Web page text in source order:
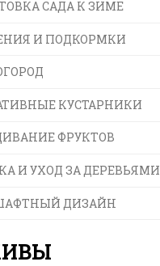
САДА К ЗИМЕ
И ПОДКОРМКИ
КУСТАРНИКИ
ФРУКТОВ
И УХОД ЗА ДЕРЕВЬЯМИ
ДИЗАЙН